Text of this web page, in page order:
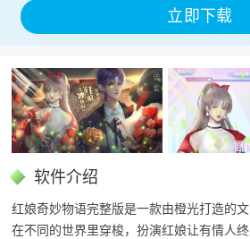
立即下载
软件介绍
红娘奇妙物语完整版是一款由橙光打造的文
在不同的世界里穿梭，扮演红娘让有情人